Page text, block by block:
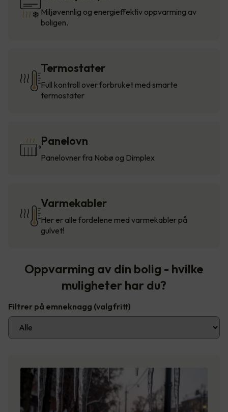
Miljøvennlig og energieffektiv oppvarming av
boligen.
Termostater
Full kontroll over forbruket med smarte
termostater
Panelovn
Panelovner fra Nobø og Dimplex
Varmekabler
Her er alle fordelene med varmekabler på
gulvet!
Oppvarming av din bolig - hvilke
muligheter har du?
Filtrer på emneknagg (valgfritt)